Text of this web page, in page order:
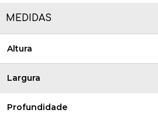
MEDIDAS
Altura
Largura
Profundidade